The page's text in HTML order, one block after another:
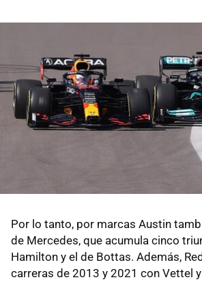
Por lo tanto, por marcas Austin
de Mercedes, que acumula cinco
Hamilton y el de Bottas. Además,
carreras de 2013 y 2021 con Vettel